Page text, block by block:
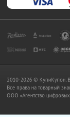
2010-2026 © КупиКупон.
Все права на товарный
OOO «Агентство